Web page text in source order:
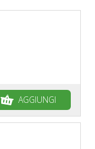
AGGIUNGI